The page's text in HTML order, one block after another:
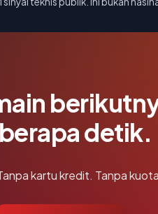
detik.
kartu kredit. Tanpa